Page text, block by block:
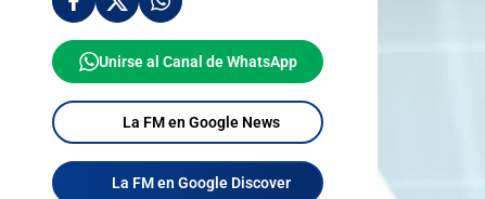
Unirse al Canal de WhatsApp
La FM en Google News
La FM en Google Discover